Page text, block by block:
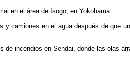
en el área de Isogo, en Yokohama.
y camiones en el agua después de que
de incendios en Sendai, donde las olas